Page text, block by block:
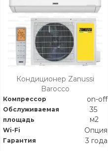
Кондиционер Zanussi
Barocco
Компрессор on-off
Обслуживаемая
площадь
35
м2
Wi-Fi Опция
Гарантия 3 года